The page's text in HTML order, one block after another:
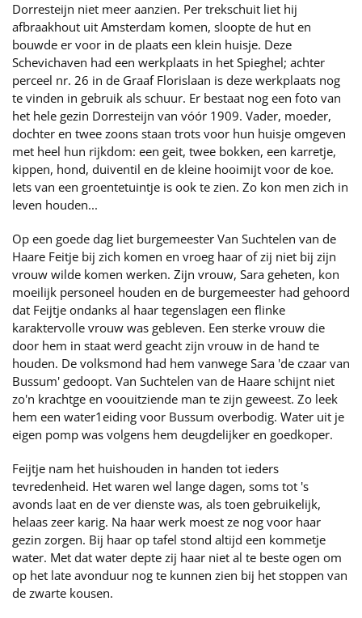
Dorresteijn niet meer aanzien. Per trekschuit liet hij
afbraakhout uit Amsterdam komen, sloopte de hut en
bouwde er voor in de plaats een klein huisje. Deze
Schevichaven had een werkplaats in het Spieghel; achter
perceel nr. 26 in de Graaf Florislaan is deze werkplaats nog
te vinden in gebruik als schuur. Er bestaat nog een foto van
het hele gezin Dorresteijn van vóór 1909. Vader, moeder,
dochter en twee zoons staan trots voor hun huisje omgeven
met heel hun rijkdom: een geit, twee bokken, een karretje,
kippen, hond, duiventil en de kleine hooimijt voor de koe.
Iets van een groentetuintje is ook te zien. Zo kon men zich in
leven houden...
Op een goede dag liet burgemeester Van Suchtelen van de
Haare Feitje bij zich komen en vroeg haar of zij niet bij zijn
vrouw wilde komen werken. Zijn vrouw, Sara geheten, kon
moeilijk personeel houden en de burgemeester had gehoord
dat Feijtje ondanks al haar tegenslagen een flinke
karaktervolle vrouw was gebleven. Een sterke vrouw die
door hem in staat werd geacht zijn vrouw in de hand te
houden. De volksmond had hem vanwege Sara 'de czaar van
Bussum' gedoopt. Van Suchtelen van de Haare schijnt niet
zo'n krachtge en voouitziende man te zijn geweest. Zo leek
hem een water1eiding voor Bussum overbodig. Water uit je
eigen pomp was volgens hem deugdelijker en goedkoper.
Feijtje nam het huishouden in handen tot ieders
tevredenheid. Het waren wel lange dagen, soms tot 's
avonds laat en de ver dienste was, als toen gebruikelijk,
helaas zeer karig. Na haar werk moest ze nog voor haar
gezin zorgen. Bij haar op tafel stond altijd een kommetje
water. Met dat water depte zij haar niet al te beste ogen om
op het late avonduur nog te kunnen zien bij het stoppen van
de zwarte kousen.